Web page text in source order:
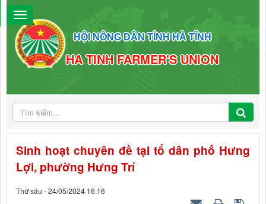
HỘI NÔNG DÂN TỈNH HÀ TĨNH
HA TINH FARMER'S UNION
Sinh hoạt chuyên đề tại tổ dân phố Hưng
Lợi, phường Hưng Trí
Thứ sáu - 24/05/2024 16:16